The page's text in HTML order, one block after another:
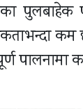
पुलबाहेक
कम छ
पालनामा